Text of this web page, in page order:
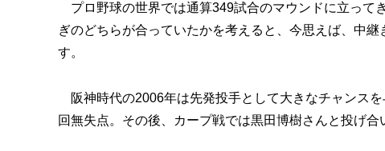
プロ野球の世界では通算349試合のマウンドに立って
ぎのどちらが合っていたかを考えると、今思えば、中
す。
阪神時代の2006年は先発投手として大きなチャンス
回無失点。その後、カープ戦では黒田博樹さんと投げ